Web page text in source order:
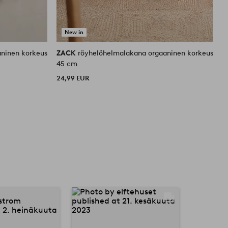
korkeus
New in
ZACK röyhelöhelmalakana orgaaninen korkeus
45 cm
24,99 EUR